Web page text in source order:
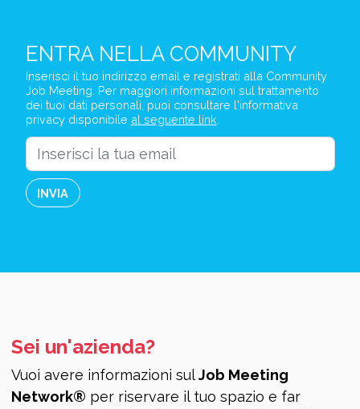
ENTRA NELLA COMMUNITY
Inserisci il tuo indirizzo email e registrati alla Community
Job Meeting. Per maggiori informazioni sul trattamento
dei tuoi dati personali, puoi consultare l'informativa
privacy disponibile al seguente link
INVIA
Sei un'azienda?
Vuoi avere informazioni sulJob Meeting
Network® per riservare il tuo spazio e far